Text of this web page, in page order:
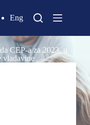
Eng
CEP-a za 2023, u
vladavine